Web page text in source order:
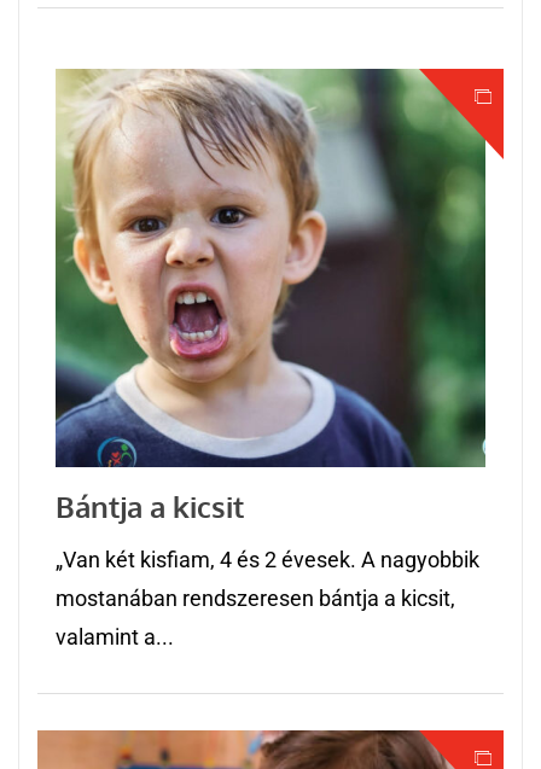
Bántja a kicsit
„Van két kisfiam, 4 és 2 évesek. A nagyobbik
mostanában rendszeresen bántja a kicsit,
valamint a...